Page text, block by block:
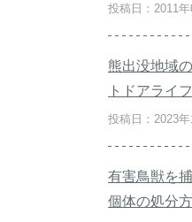
投稿日：2011年
熊出没地域
トドアライ
投稿日：2023年
有害鳥獣を
個体の処分